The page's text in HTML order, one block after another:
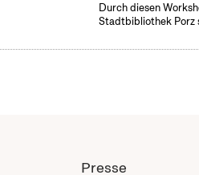
Durch diesen
Stadtbibliothek Porz
Presse